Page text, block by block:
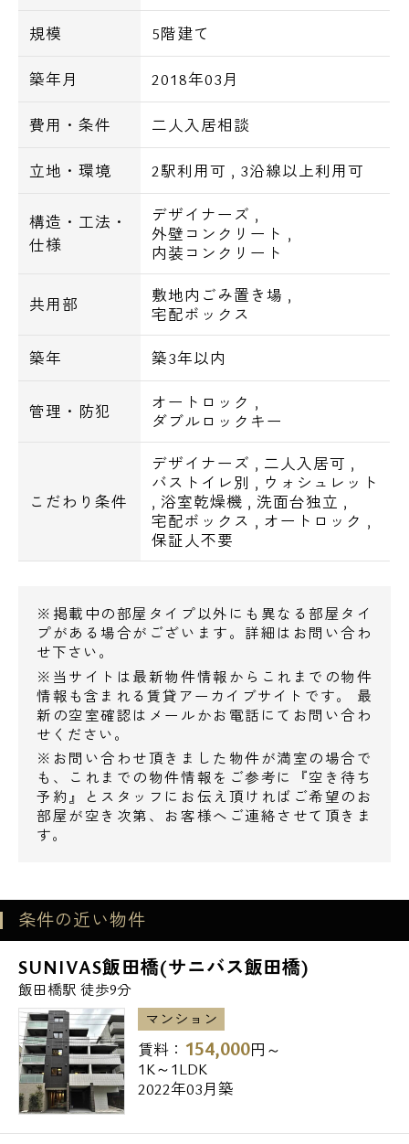
オートロック、宅配ボックス、専用ゴミ置場
玄関ディンプルキーWロック、TVモニター付
きインターホン、フローリング、ガスコンロ
2口、システムキッチン、浴室換気乾燥機、
シャワートイレ、ライティングレール式スポ
ットライト、エアコン
CATV、インターネット光対応
【周辺施設】
まいばすけっと東五軒町店･･･183m
まいばすけっと西五軒町店･･･324m
マルエツプチ水道小桜店･･･390m
ファミリーマート新宿新小川町店･･･179m
セブンイレブン新宿東五軒町店･･･206m
ローソン新小川町店･･･215m
▼ドラッグストア
くすりセイジョー神楽坂店･･･492m
ココカラファイン神楽坂上店･･･511m
くすりの福太郎神楽坂店･･･524m
飯田橋駅東口郵便局･･･423m
新宿神楽坂郵便局･･･497m
▼銀行
巣鴨信用金庫水道支店･･･307m
西武信用金庫飯田橋支店･･･427m
みずほ銀行飯田橋支店･･･466m
規模 5階建て
築年月 2018年03月
費用・条件 二人入居相談
立地・環境 2駅利用可 , 3沿線以上利用可
構造・工法・
仕様
デザイナーズ ,
外壁コンクリート ,
内装コンクリート
共用部 敷地内ごみ置き場 ,
宅配ボックス
築年 築3年以内
管理・防犯 オートロック ,
ダブルロックキー
こだわり条件
デザイナーズ , 二人入居可 ,
バストイレ別 , ウォシュレット
, 浴室乾燥機 , 洗面台独立 ,
宅配ボックス , オートロック ,
保証人不要
※掲載中の部屋タイプ以外にも異なる部屋タイ
プがある場合がございます。詳細はお問い合わ
せ下さい。
※当サイトは最新物件情報からこれまでの物件
情報も含まれる賃貸アーカイブサイトです。 最
新の空室確認はメールかお電話にてお問い合わ
せください。
※お問い合わせ頂きました物件が満室の場合で
も、これまでの物件情報をご参考に『空き待ち
予約』とスタッフにお伝え頂ければご希望のお
部屋が空き次第、お客様へご連絡させて頂きま
す。
条件の近い物件
SUNIVAS飯田橋(サニバス飯田橋)
飯田橋駅 徒歩9分
マンション
賃料： 154,000円～
1K～1LDK
2022年03月築
電話でお問い合わせ
0120-500-529
営業時間 10：00～18：00
メールでお問い合わせ